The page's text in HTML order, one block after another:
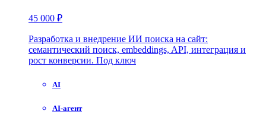
45 000 ₽
Разработка и внедрение ИИ поиска на сайт:
семантический поиск, embeddings, API, интеграция и
рост конверсии. Под ключ
AI
AI-агент